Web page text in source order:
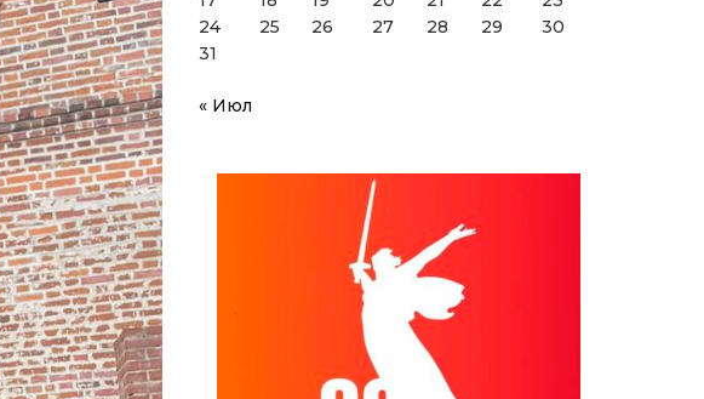
24
25 26 27 28 29
30
31
« Июл